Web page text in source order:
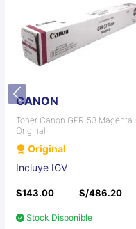
CANON
Toner Canon GPR-53 Magenta
Original
Original
Incluye IGV
$143.00 S/486.20
Stock Disponible